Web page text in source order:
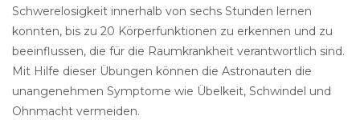
Schwerelosigkeit innerhalb von sechs Stunden lernen
konnten, bis zu 20 Körperfunktionen zu erkennen und zu
beeinflussen, die für die Raumkrankheit verantwortlich sind.
Mit Hilfe dieser Übungen können die Astronauten die
unangenehmen Symptome wie Übelkeit, Schwindel und
Ohnmacht vermeiden.